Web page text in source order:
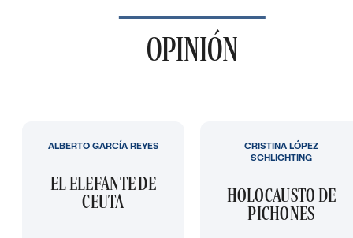
OPINIÓN
EL ELEFANTE DE
CEUTA
ALBERTO GARCÍA REYES
HOLOCAUSTO DE
PICHONES
CRISTINA LÓPEZ
SCHLICHTING